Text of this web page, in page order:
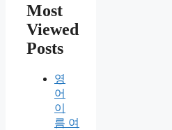
Most
Viewed
Posts
영
어
이
름 여